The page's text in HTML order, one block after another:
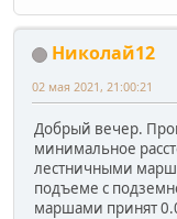
Николай12
02 мая 2021, 21:00:21
Добрый вечер.
минимальное
лестничными
подъеме с
маршами принят